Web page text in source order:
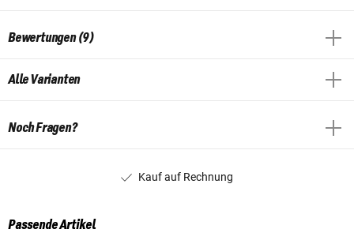
Bewertungen (9)
Alle Varianten
Noch Fragen?
Kauf auf Rechnung
Passende Artikel